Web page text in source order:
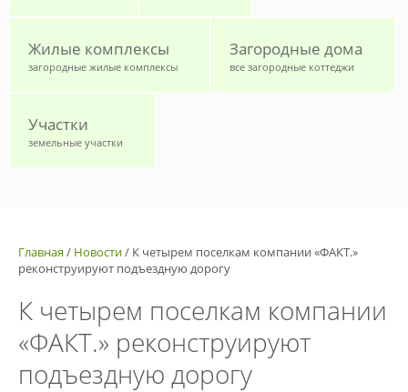
Жилые комплексы
загородные жилые комплексы
Загородные дома
все загородные коттеджи
Участки
земельные участки
Главная / Новости/ К четырем поселкам компании «ФАКТ.»
реконструируют подъездную дорогу
К четырем поселкам компании
«ФАКТ.» реконструируют
подъездную дорогу